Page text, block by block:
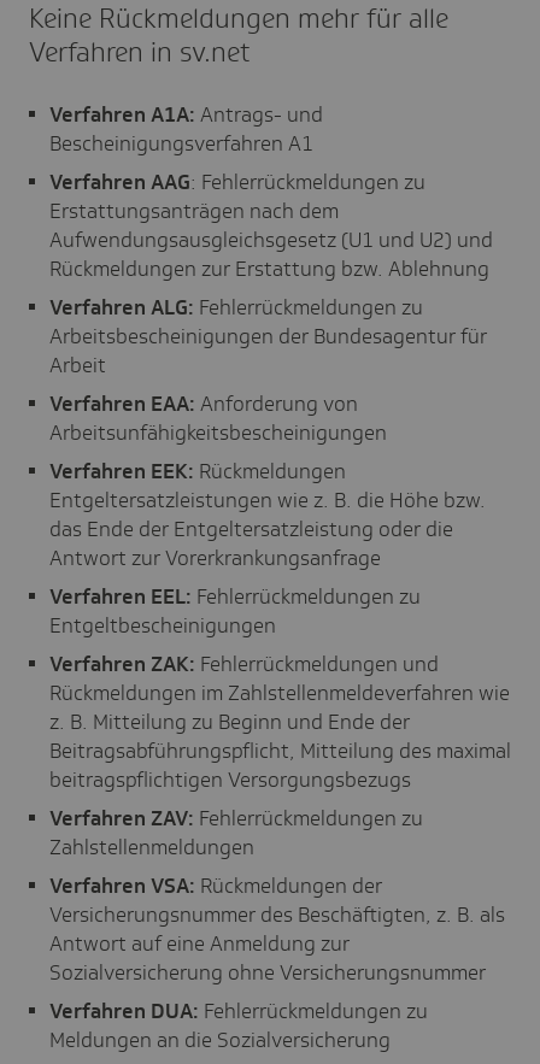
Keine Rückmeldungen mehr für alle
Verfahren in sv.net
Verfahren A1A: Antrags- und
Bescheinigungsverfahren A1
Verfahren AAG: Fehlerrückmeldungen zu
Erstattungsanträgen nach dem
Aufwendungsausgleichsgesetz (U1 und U2) und
Rückmeldungen zur Erstattung bzw. Ablehnung
Verfahren ALG: Fehlerrückmeldungen zu
Arbeitsbescheinigungen der Bundesagentur für
Arbeit
Verfahren EAA: Anforderung von
Arbeitsunfähigkeitsbescheinigungen
Verfahren EEK: Rückmeldungen
Entgeltersatzleistungen wie z. B. die Höhe bzw.
das Ende der Entgeltersatzleistung oder die
Antwort zur Vorerkrankungsanfrage
Verfahren EEL: Fehlerrückmeldungen zu
Entgeltbescheinigungen
Verfahren ZAK: Fehlerrückmeldungen und
Rückmeldungen im Zahlstellenmeldeverfahren wie
z. B. Mitteilung zu Beginn und Ende der
Beitragsabführungspflicht, Mitteilung des maximal
beitragspflichtigen Versorgungsbezugs
Verfahren ZAV: Fehlerrückmeldungen zu
Zahlstellenmeldungen
Verfahren VSA: Rückmeldungen der
Versicherungsnummer des Beschäftigten, z. B. als
Antwort auf eine Anmeldung zur
Sozialversicherung ohne Versicherungsnummer
Verfahren DUA: Fehlerrückmeldungen zu
Meldungen an die Sozialversicherung